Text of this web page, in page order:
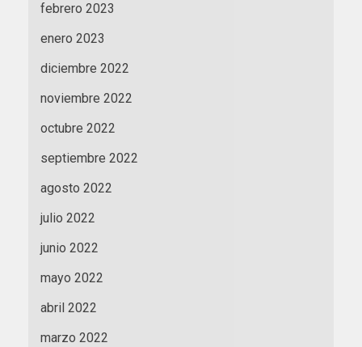
febrero 2023
enero 2023
diciembre 2022
noviembre 2022
octubre 2022
septiembre 2022
agosto 2022
julio 2022
junio 2022
mayo 2022
abril 2022
marzo 2022